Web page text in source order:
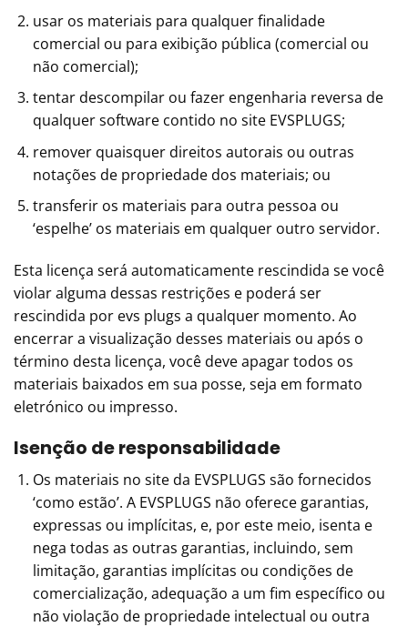
usar os materiais para qualquer finalidade
comercial ou para exibição pública (comercial ou
não comercial);
tentar descompilar ou fazer engenharia reversa de
qualquer software contido no site EVSPLUGS;
remover quaisquer direitos autorais ou outras
notações de propriedade dos materiais; ou
transferir os materiais para outra pessoa ou
‘espelhe’ os materiais em qualquer outro servidor.
Esta licença será automaticamente rescindida se você
violar alguma dessas restrições e poderá ser
rescindida por evs plugs a qualquer momento. Ao
encerrar a visualização desses materiais ou após o
término desta licença, você deve apagar todos os
materiais baixados em sua posse, seja em formato
eletrónico ou impresso.
Isenção de responsabilidade
Os materiais no site da EVSPLUGS são fornecidos
‘como estão’. A EVSPLUGS não oferece garantias,
expressas ou implícitas, e, por este meio, isenta e
nega todas as outras garantias, incluindo, sem
limitação, garantias implícitas ou condições de
comercialização, adequação a um fim específico ou
não violação de propriedade intelectual ou outra